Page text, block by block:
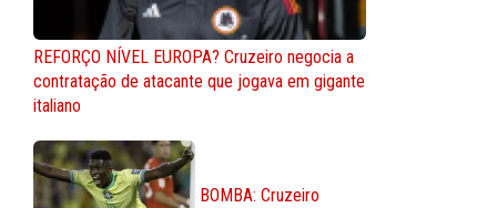
REFORÇO NÍVEL EUROPA? Cruzeiro negocia a
contratação de atacante que jogava em gigante
italiano
BOMBA: Cruzeiro